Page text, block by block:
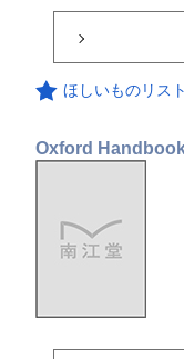
ほしいものリス
Oxford